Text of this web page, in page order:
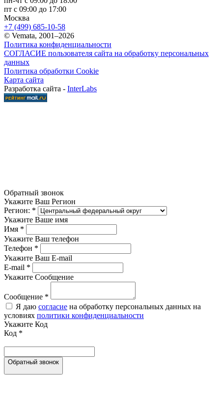
пт с 09:00 до 17:00
Москва
+7 (499) 685-10-58
© Vemata, 2001–2026
Политика конфиденциальности
СОГЛАСИЕ пользователя сайта на обработку персональных
данных
Политика обработки Cookie
Карта сайта
Разработка сайта - InterLabs
Обратный звонок
Укажите Ваш Регион
Регион: *
Укажите Ваше имя
Имя *
Укажите Ваш телефон
Телефон *
Укажите Ваш E-mail
E-mail *
Укажите Сообщение
Сообщение *
Я даю согласие на обработку персональных данных на
условиях политики конфиденциальности
Укажите Код
Код *
Обратный звонок